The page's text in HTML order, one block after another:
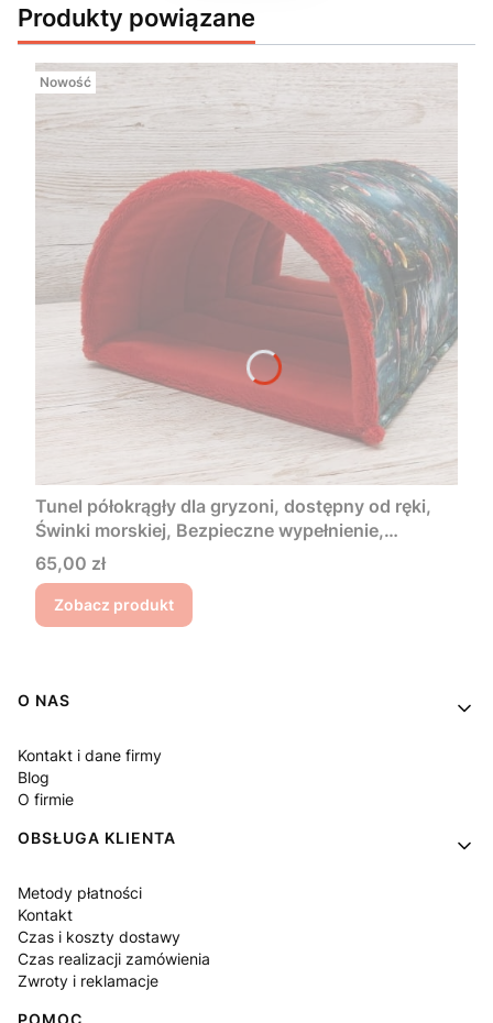
Produkty powiązane
Nowość
Tunel półokrągły dla gryzoni, dostępny od ręki,
Świnki morskiej, Bezpieczne wypełnienie,
muchomory w lesie
Cena
65,00 zł
Zobacz produkt
Linki w stopce
O NAS
Kontakt i dane firmy
Blog
O firmie
OBSŁUGA KLIENTA
Metody płatności
Kontakt
Czas i koszty dostawy
Czas realizacji zamówienia
Zwroty i reklamacje
POMOC